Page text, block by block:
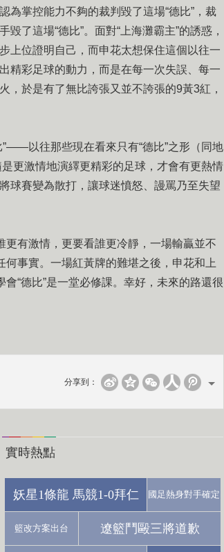
掌控能力不夠的裁判毀了這場“德比”，裁
了這場“德比”。面對“上海灘霸主”的誘惑，
位證明自己，而申花太想保住這個以往一
精彩足球的動力，而是在每一次失誤、每一
，於是有了無比誇張又並不誇張的9黃3紅，
以往那些現在看來只有“德比”之形（同地
是更激情地演繹更精彩的足球，才會有更熱情
球賽變為散打，讓球迷憤怒、謾罵乃至失望
有激情，更要看誰更冷靜，一場輸贏並不
何事實。一場紅黃牌的難堪之後，申花和上
“德比”是一堂必修課。幸好，未來的路還很
分享到：
實時熱點
妖星1條龍 馬競1-0拜仁 國足熱身對手確定
籃改方案出台 遼籃鬥毆三將道歉